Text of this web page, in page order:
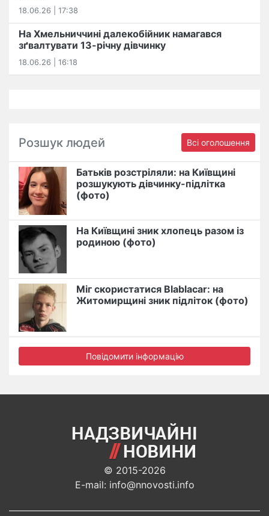
18.06.26 | 17:38
На Хмельниччині далекобійник намагався
зґвалтувати 13-річну дівчинку
18.06.26 | 16:18
Розшук людей Всі оголошення
Батьків розстріляли: на Київщині
розшукують дівчинку-підлітка
(фото)
На Київщині зник хлопець разом із
родиною (фото)
Міг скористатися Blablacar: на
Житомирщині зник підліток (фото)
Повідомити інформацію
© 2015-2026
E-mail: info@nnovosti.info